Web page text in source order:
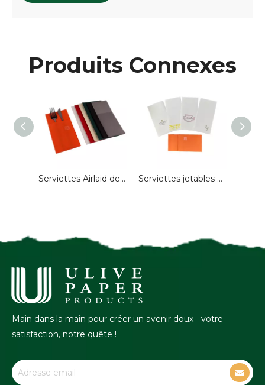
Produits Connexes
Serviettes Airlaid de couleur personnalisée jetables pour restaurant Serviettes jetables Airlaid Logo personnalisé 40*40 cm serviettes en papier serviettes de table pour Restaurant
Main dans la main pour créer un avenir doux - votre
satisfaction, notre quête !